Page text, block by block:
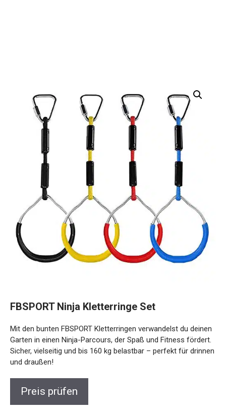
FBSPORT Ninja Kletterringe Set
Mit den bunten FBSPORT Kletterringen verwandelst du
deinen Garten in einen Ninja-Parcours, der Spaß und Fitness
fördert. Sicher, vielseitig und bis 160 kg belastbar – perfekt
Preis prüfen